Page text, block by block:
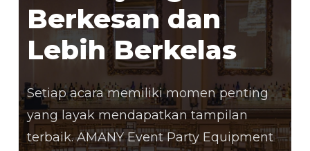
Berkesan dan
Lebih Berkelas
Setiap acara memiliki momen penting
yang layak mendapatkan tampilan
terbaik. AMANY Event Party Equipment